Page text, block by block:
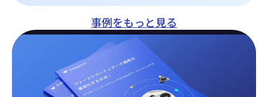
事例をもっと見る